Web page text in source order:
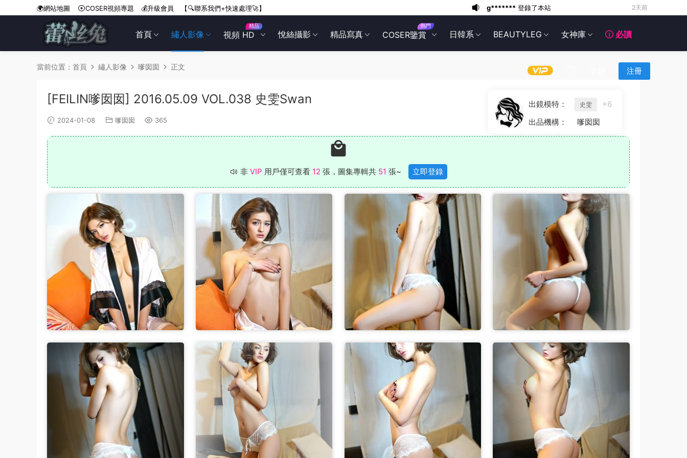
首頁 繡人影像 視頻 HD
精品
悅絲攝影 精品寫真 COSER鑒賞
熱門
日韓系 BEAUTYLEG 女神庫 必讀
注冊
🌍網站地圖 COSER視頻專題 💰升級會員 【🔍聯系我們+快速處理🚀】 g******* 登錄了本站 3天前
6******* 3天前
6******* 3天前
3天前
6*******
6*******
g*******
當前位置： 首頁 繡人影像 嗲囡囡 正文
[FEILIN嗲囡囡] 2016.05.09 VOL.038 史雯Swan
2024-01-08 嗲囡囡 365
出鏡模特： 史雯
×6
出品機構：
嗲囡囡
非 VIP 用戶僅可查看 12 張，圖集專輯共 51 張~ 立即登錄